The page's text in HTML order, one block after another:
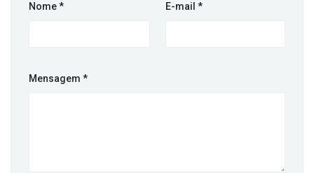
Nome* E-mail *
Mensagem *